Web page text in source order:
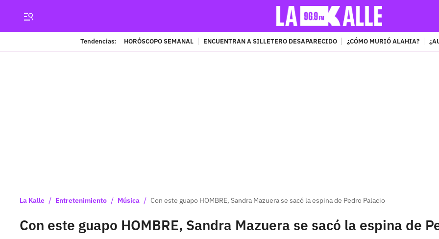
Tendencias: HORÓSCOPO SEMANAL ENCUENTRAN A SILLETERO DESAPARECIDO ¿CÓMO MURIÓ ALAHIA?
La Kalle / Entretenimiento / Música / Con este guapo HOMBRE, Sandra Mazuera se sacó la espina de Pedro Palacio
Con este guapo HOMBRE, Sandra Mazuera se sacó la espina de